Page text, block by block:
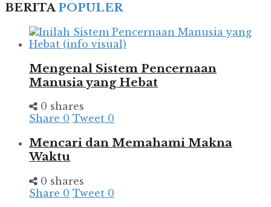
BERITAPOPULER
Mengenal Sistem Pencernaan
Manusia yang Hebat
0 shares
Share 0 Tweet 0
Mencari dan Memahami Makna
Waktu
0 shares
Share 0 Tweet 0